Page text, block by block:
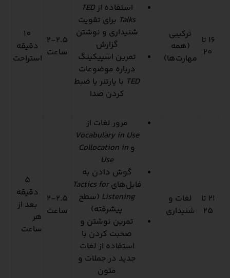
16 تا
20
ترکیبی
(همه
مهارت‌ها)
استفاده ازTED
Talks برای تقویت
شنیداری و نوشتن
گزارش
تمرین اسپیکینگ
درباره موضوعات
TED با پارتنر یا ضبط
کردن صدا
2-2.5
ساعت
10
دقیقه
استراحت
21 تا
25
لغات و
شنیداری
مرور لغات از
Vocabulary in Use
و Collocation in
Use
گوش دادن به
فایل‌هایTactics for
Listening (سطح
پیشرفته)
تمرین نوشتن و
صحبت کردن با
استفاده از لغات
جدید در جملات و
متون
2-2.5
ساعت
5
دقیقه
بعد از
هر
ساعت